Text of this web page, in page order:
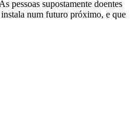
pessoas supostamente doentes
instala num futuro próximo, e que